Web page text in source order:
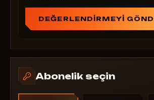
DEĞERLENDIRMEYI
Abonelik seçin